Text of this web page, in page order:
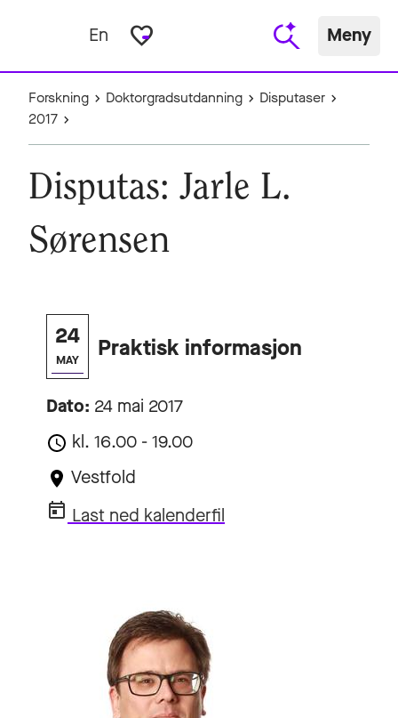
En favorite_border Meny
Forskning Doktorgradsutdanning
Disputaser
2017
Disputas: Jarle L.
Sørensen
24
MAY Praktisk informasjon
Dato: 24 mai 2017
kl. 16.00 - 19.00
Vestfold
Last ned kalenderfil